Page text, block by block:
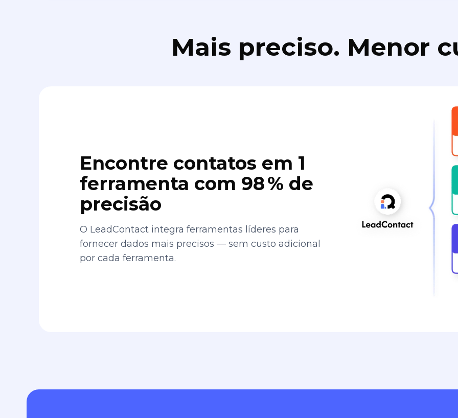
Mais preciso. Menor
Encontre contatos em 1
ferramenta com 98 % de
precisão
O LeadContact integra ferramentas líderes para
fornecer dados mais precisos — sem custo adicional
por cada ferramenta.